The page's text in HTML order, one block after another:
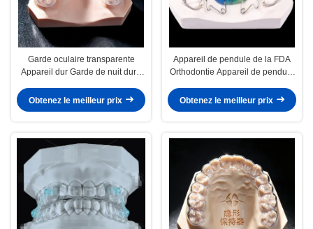
Garde oculaire transparente
Appareil dur Garde de nuit dure
Obtenez le meilleur prix
Appareil de pendule de la FDA
Orthodontie Appareil de pendule
Obtenez le meilleur prix